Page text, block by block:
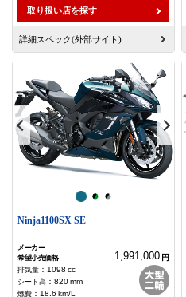
取り扱い店を探す
詳細スペック(外部サイト)
Ninja1100SX SE
1,991,000 円
： 1098 cc
： 820mm
： 18.6 km/L